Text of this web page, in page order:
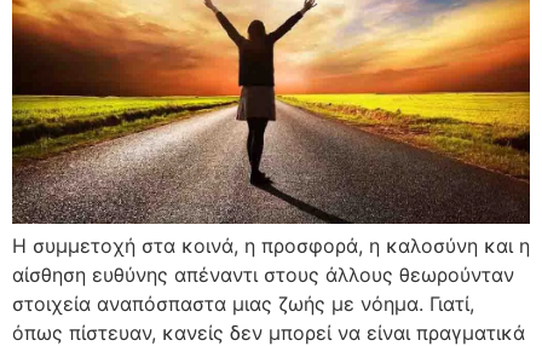
Η συμμετοχή στα κοινά, η προσφορά, η καλοσύνη και η
αίσθηση ευθύνης απέναντι στους άλλους θεωρούνταν
στοιχεία αναπόσπαστα μιας ζωής με νόημα. Γιατί,
όπως πίστευαν, κανείς δεν μπορεί να είναι πραγματικά